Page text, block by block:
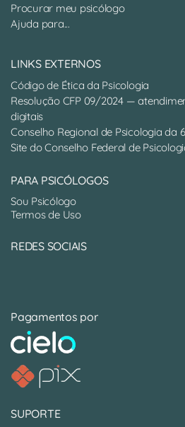
Procurar meu psicólogo
Ajuda para...
LINKS EXTERNOS
Código de Ética da Psicologia
Resolução CFP 09/2024 —
digitais
Conselho Regional de Psicologia da
Site do Conselho Federal de
PARA PSICÓLOGOS
Sou Psicólogo
Termos de Uso
REDES SOCIAIS
Pagamentos por
SUPORTE